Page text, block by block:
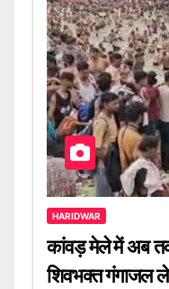
HARIDWAR
कांवड़ मेले में अब
शिवभक्त गंगाजल